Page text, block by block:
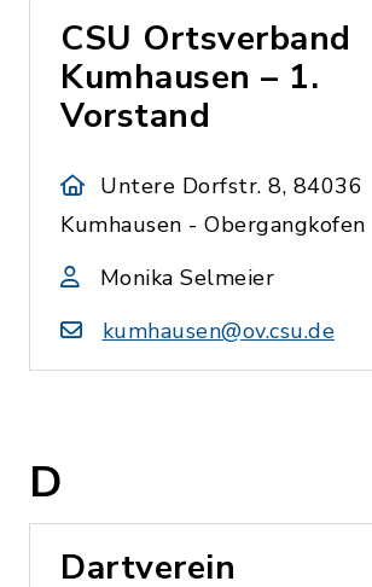
CSU Ortsverband
Kumhausen – 1.
Vorstand
Untere Dorfstr. 8, 84036
Kumhausen - Obergangkofen
Monika Selmeier
kumhausen@ov.csu.de
D
Dartverein